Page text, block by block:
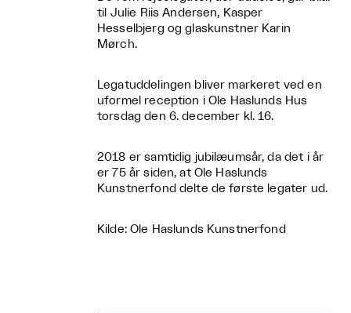
til Julie Riis Andersen, Kasper
Hesselbjerg og glaskunstner Karin
Mørch.
Legatuddelingen bliver markeret ved en
uformel reception i Ole Haslunds Hus
torsdag den 6. december kl. 16.
2018 er samtidig jubilæumsår, da det i år
er 75 år siden, at Ole Haslunds
Kunstnerfond delte de første legater ud.
Kilde: Ole Haslunds Kunstnerfond